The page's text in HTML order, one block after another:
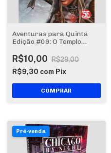
Aventuras para Quinta
Edição #09: O Templo
R$10,00 R$29,00
R$9,30 com Pix
Pré-venda